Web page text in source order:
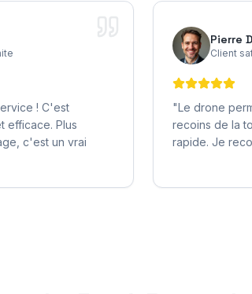
! C'est
efficace. Plus
c'est un vrai
Pierre
Client
"Le drone
recoins de la
rapide. Je